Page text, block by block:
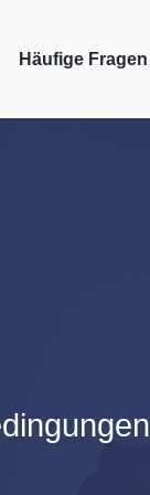
Häufige Fragen